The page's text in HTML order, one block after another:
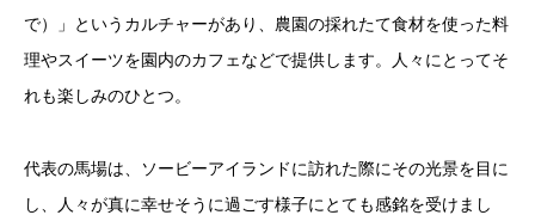
で）」というカルチャーがあり、農園の採れたて食材を使った料
理やスイーツを園内のカフェなどで提供します。人々にとってそ
れも楽しみのひとつ。
代表の馬場は、ソービーアイランドに訪れた際にその光景を目に
し、人々が真に幸せそうに過ごす様子にとても感銘を受けまし